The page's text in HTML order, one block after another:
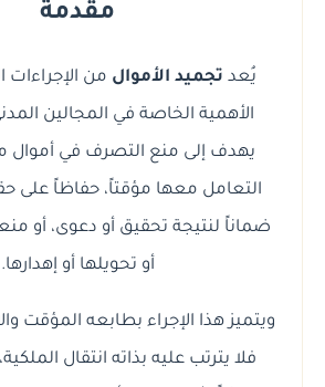
مقدمة
يُعد تجميد الأموال من الإجراءات
الأهمية الخاصة في المجالين
يهدف إلى منع التصرف في أموال
التعامل معها مؤقتاً، حفاظاً على
ضماناً لنتيجة تحقيق أو دعوى، أو
أو تحويلها أو إهدارها.
ويتميز هذا الإجراء بطابعه المؤقت
فلا يترتب عليه بذاته انتقال